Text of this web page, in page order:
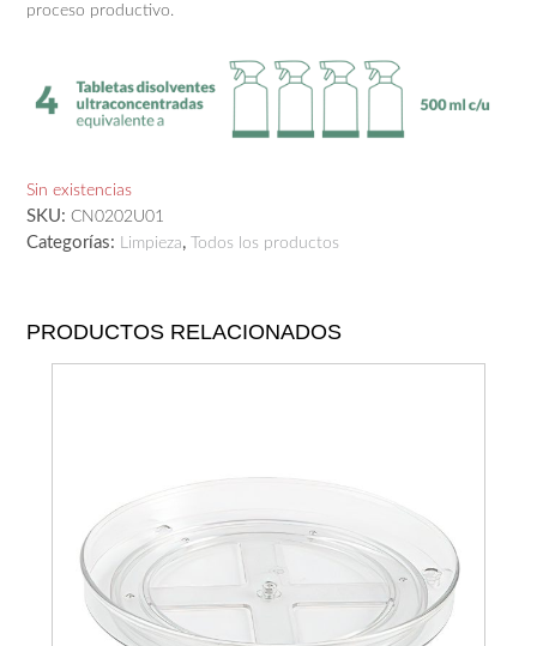
proceso productivo.
Sin existencias
SKU: CN0202U01
Categorías: Limpieza, Todos los productos
PRODUCTOS RELACIONADOS